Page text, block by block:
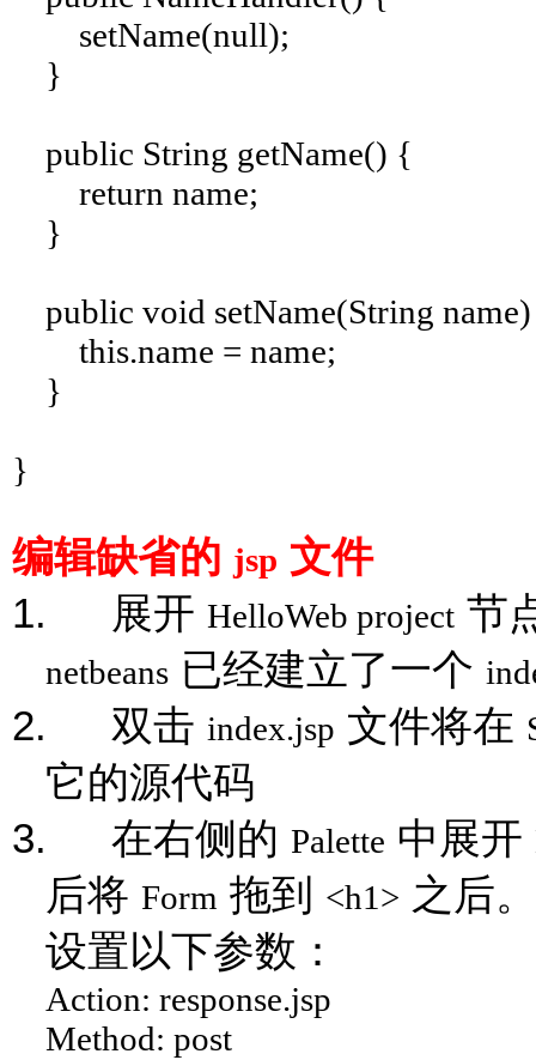
setName(null);
}
public String getName() {
return name;
}
public void setName(String
this.name = name;
}
}
编辑缺省的 jsp 文件
1.
展开 HelloWeb project 节
netbeans 已经建立了一个
2. 双击 index.jsp 文件将在
它的源代码
3.
在右侧的 Palette 中展开
后将 Form 拖到 <h1> 之后。
设置以下参数：
Action: response.jsp
Method: post